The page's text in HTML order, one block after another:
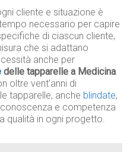
cliente e situazione è
necessario per capire
di ciascun cliente,
che si adattano
anche per
delle tapparelle a Medicina.
oltre vent’anni di
tapparelle, anche blindate,
e competenza
qualità in ogni progetto.